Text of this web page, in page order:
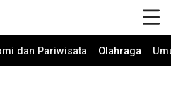
dan Pariwisata Olahraga